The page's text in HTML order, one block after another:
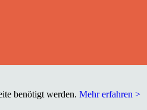
benötigt werden. Mehr erfahren >